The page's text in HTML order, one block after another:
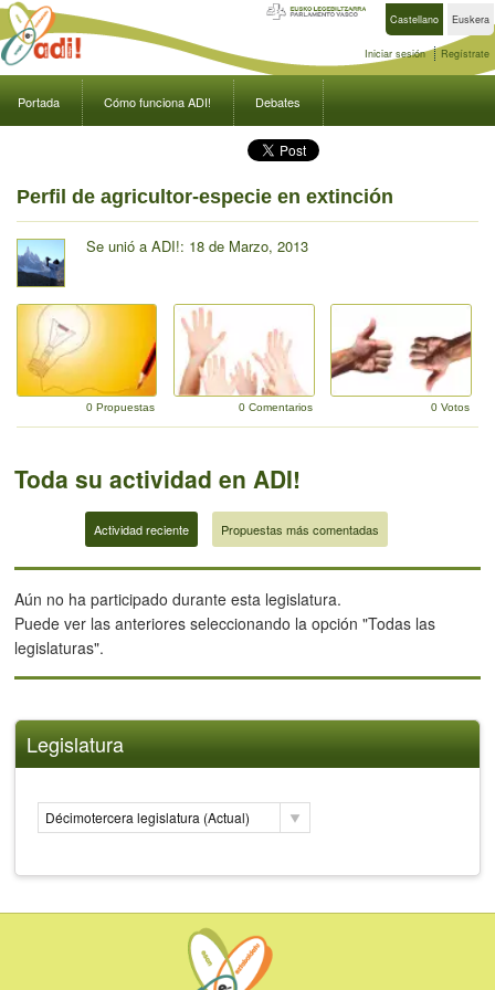
Castellano Euskera
Iniciar sesión Regístrate
Portada Cómo funciona ADI! Debates
Perfil de agricultor-especie en extinción
Se unió a ADI!: 18 de Marzo, 2013
0 Propuestas 0 Comentarios 0 Votos
Toda su actividad en ADI!
Actividad reciente Propuestas más comentadas
Aún no ha participado durante esta legislatura.
Puede ver las anteriores seleccionando la opción "Todas las
legislaturas".
Legislatura
Décimotercera legislatura (Actual)